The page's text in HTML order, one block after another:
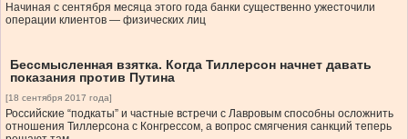
Начиная с сентября месяца этого года банки существенно ужесточили
операции клиентов — физических лиц
Бессмысленная взятка. Когда Тиллерсон начнет давать
показания против Путина
[18 сентября 2017 года]
Российские “подкаты” и частные встречи с Лавровым способны осложнить
отношения Тиллерсона с Конгрессом, а вопрос смягчения санкций теперь